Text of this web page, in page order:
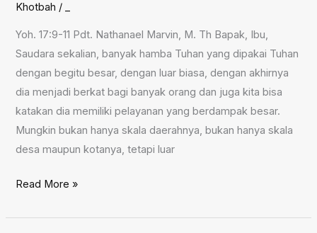
Khotbah /
Yoh. 17:9-11 Pdt. Nathanael Marvin, M. Th Bapak, Ibu,
Saudara sekalian, banyak hamba Tuhan yang dipakai Tuhan
dengan begitu besar, dengan luar biasa, dengan akhirnya
dia menjadi berkat bagi banyak orang dan juga kita bisa
katakan dia memiliki pelayanan yang berdampak besar.
Mungkin bukan hanya skala daerahnya, bukan hanya skala
desa maupun kotanya, tetapi luar
Doa
Untuk
Read More »